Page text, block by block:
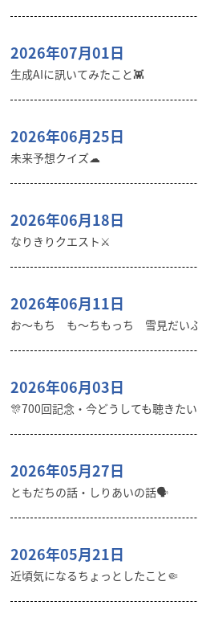
2026年07月01日
生成AIに訊いてみたこと👾
2026年06月25日
未来予想クイズ☁︎
2026年06月18日
なりきりクエスト⚔️
2026年06月11日
お〜もち も〜ちもっち 雪見だい
2026年06月03日
🎊700回記念・今どうしても聴きた
2026年05月27日
ともだちの話・しりあいの話🗣️
2026年05月21日
近頃気になるちょっとしたこと🤏